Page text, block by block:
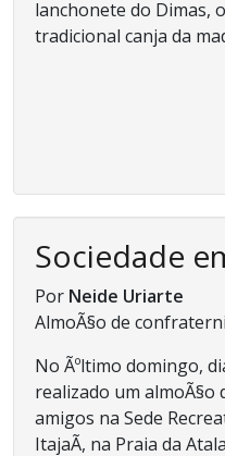
lanchonete do Dimas,
tradicional canja da
Sociedade
Por Neide Uriarte
AlmoÃ§o de
No Ãºltimo domingo,
realizado um
amigos na Sede
ItajaÃ­, na Praia da